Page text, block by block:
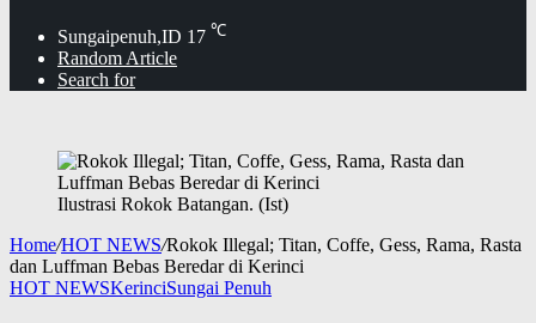
Sungaipenuh,ID 17 ℃
Random Article
Search for
Ilustrasi Rokok Batangan. (Ist)
Home/HOT NEWS/Rokok Illegal; Titan, Coffe, Gess, Rama, Rasta
dan Luffman Bebas Beredar di Kerinci
HOT NEWSKerinciSungai Penuh